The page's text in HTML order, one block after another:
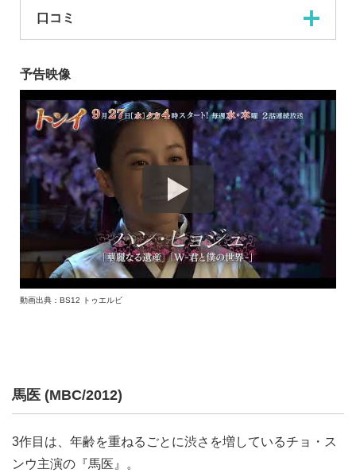
口コミ
予告映像
動画出典：BS12 トゥエルビ
馬医 (MBC/2012)
3作目は、年齢を重ねるごとに渋さを増しているチョ・ス
ンウ主演の『馬医』。